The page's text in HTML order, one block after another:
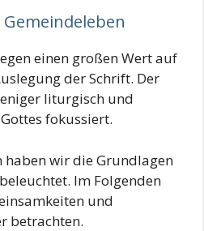
einen großen Wert auf
der Schrift. Der
liturgisch und
fokussiert.
haben wir die Grundlagen
Im Folgenden
und
betrachten.